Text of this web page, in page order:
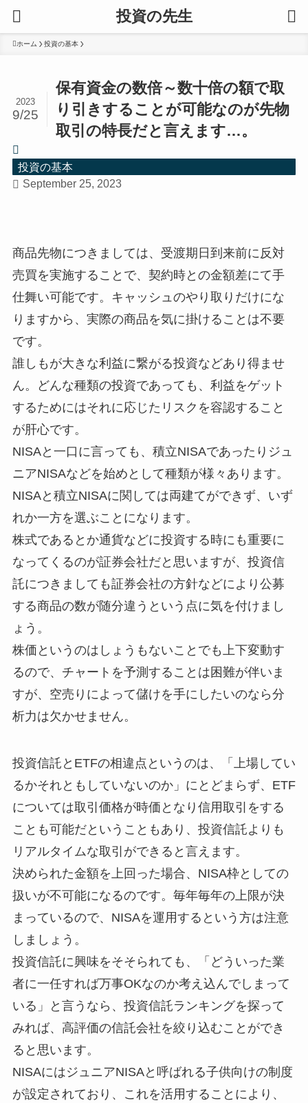
投資の先生
ホーム 投資の基本
保有資金の数倍～数十倍の額で取
り引きすることが可能なのが先物
取引の特長だと言えます…。
2023
9/25
投資の基本
September 25, 2023
商品先物につきましては、受渡期日到来前に反対
売買を実施することで、契約時との金額差にて手
仕舞い可能です。キャッシュのやり取りだけにな
りますから、実際の商品を気に掛けることは不要
です。
誰しもが大きな利益に繋がる投資などあり得ませ
ん。どんな種類の投資であっても、利益をゲット
するためにはそれに応じたリスクを容認すること
が肝心です。
NISAと一口に言っても、積立NISAであったりジュ
ニアNISAなどを始めとして種類が様々あります。
NISAと積立NISAに関しては両建てができず、いず
れか一方を選ぶことになります。
株式であるとか通貨などに投資する時にも重要に
なってくるのが証券会社だと思いますが、投資信
託につきましても証券会社の方針などにより公募
する商品の数が随分違うという点に気を付けまし
ょう。
株価というのはしょうもないことでも上下変動す
るので、チャートを予測することは困難が伴いま
すが、空売りによって儲けを手にしたいのなら分
析力は欠かせません。
投資信託とETFの相違点というのは、「上場してい
るかそれともしていないのか」にとどまらず、ETF
については取引価格が時価となり信用取引をする
ことも可能だということもあり、投資信託よりも
リアルタイムな取引ができると言えます。
決められた金額を上回った場合、NISA枠としての
扱いが不可能になるのです。毎年毎年の上限が決
まっているので、NISAを運用するという方は注意
しましょう。
投資信託に興味をそそられても、「どういった業
者に一任すれば万事OKなのか考え込んでしまって
いる」と言うなら、投資信託ランキングを探って
みれば、高評価の信託会社を絞り込むことができ
ると思います。
NISAにはジュニアNISAと呼ばれる子供向けの制度
が設定されており、これを活用することにより、